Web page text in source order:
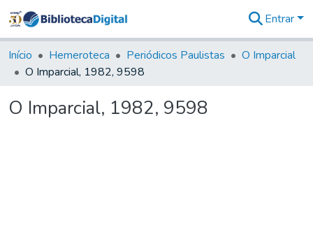
&
Coleções
Tudo na
Digital
Entrar
Início Hemeroteca Periódicos Paulistas
O Imparcial
O Imparcial, 1982, 9598
O Imparcial, 1982, 9598